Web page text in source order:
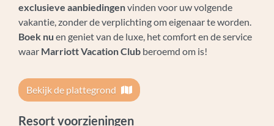
exclusieve aanbiedingenvinden voor uw volgende
vakantie, zonder de verplichting om eigenaar te worden.
Boek nu en geniet van de luxe, het comfort en de service
waar Marriott Vacation Club beroemd om is!
Bekijk de plattegrond
Resort voorzieningen